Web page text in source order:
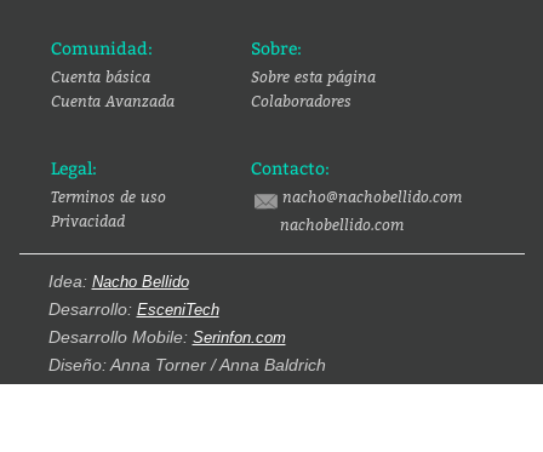
Comunidad:
Cuenta básica
Cuenta Avanzada
Sobre:
Sobre esta página
Colaboradores
Legal:
Terminos de uso
Privacidad
Contacto:
nacho@nachobellido.com
nachobellido.com
Idea: Nacho Bellido
Desarrollo: EsceniTech
Desarrollo Mobile: Serinfon.com
Diseño: Anna Torner / Anna Baldrich